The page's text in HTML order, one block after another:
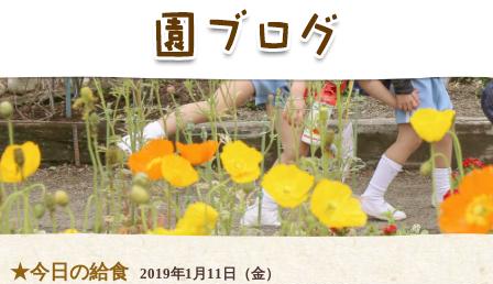
★今日の給食 2019年1月11日（金）